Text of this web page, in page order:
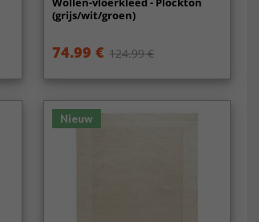
(grijs/wit/groen)
74.99 € 124.99 €
Nieuw